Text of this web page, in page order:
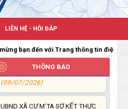
LIÊN HỆ - HỎI ĐÁP
đến với Trang thông tin điện tử xã Cư
THÔNG BÁO
TÍN DỤNG CHÍNH SÁCH XÃ HỘI
TIẾP TỤC PHÁT HUY HIỆU QUẢ,
GÓP PHẦN GIẢM NGHÈO BỀN
VỮNG VÀ PHÁT TRIỂN KINH TẾ
TẠI XÃ CƯ M’TA
(09/07/2026)
UBND XÃ CƯ M’TA SƠ KẾT THỰC
HIỆN NHIỆM VỤ PHÁT TRIỂN